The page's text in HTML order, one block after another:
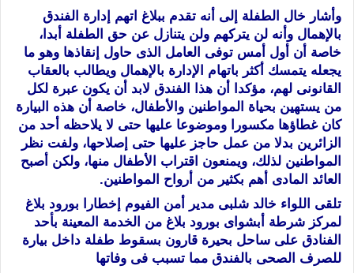
وأشار خال الطفلة إلى أنه تقدم ببلاغ اتهم إدارة الفندق
بالإهمال وأنه لن يتركهم ولن يتنازل عن حق الطفلة أبدا،
خاصة أن أول أمس توفى العامل الذى حاول إنقاذها وهو ما
يجعله يتمسك أكثر باتهام الإدارة بالإهمال ويطالب بالعقاب
القانونى لهم، مؤكدا أن هذا الفندق لابد أن يكون عبرة لكل
من يستهين بحياة المواطنين والأطفال، خاصة أن هذه البيارة
كان غطاؤها مكسورا وموضوعا عليها حتى لا يلاحظه أحد من
الزائرين بدلا من عمل حاجز عليها حتى إصلاحها، ولفت نظر
المواطنين لذلك، ويمنعون اقتراب الأطفال منها، ولكن أصبح
العائد المادى أهم بكثير من أرواح المواطنين.
تلقى اللواء خالد شلبى مدير أمن الفيوم إخطارا بورود بلاغ
لمركز شرطة أبشواى بورود بلاغ من الخدمة المعينة بأحد
الفنادق على ساحل بحيرة قارون بسقوط طفلة داخل بيارة
للصرف الصحى بالفندق مما تسبب فى وفاتها